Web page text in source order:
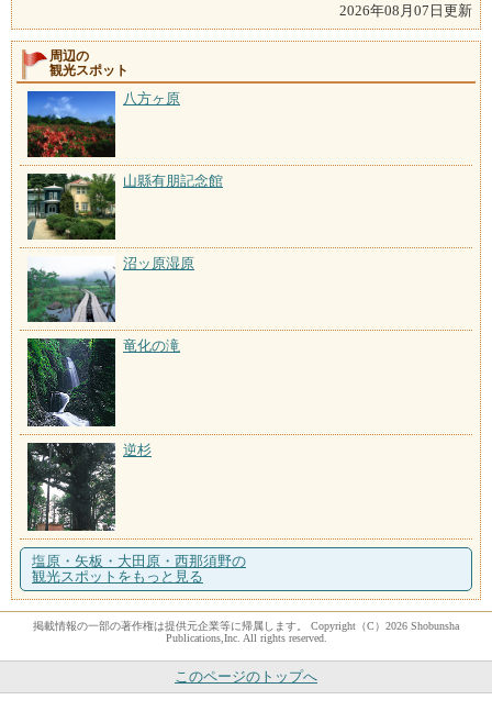
2026年08月07日更新
周辺の
観光スポット
八方ヶ原
山縣有朋記念館
沼ッ原湿原
竜化の滝
逆杉
塩原・矢板・大田原・西那須野の
観光スポットをもっと見る
掲載情報の一部の著作権は提供元企業等に帰属します。 Copyright（C）2026 Shobunsha
Publications,Inc. All rights reserved.
このページのトップへ